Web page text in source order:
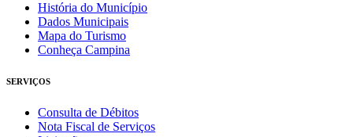
História do Município
Dados Municipais
Mapa do Turismo
Conheça Campina
SERVIÇOS
Consulta de Débitos
Nota Fiscal de Serviços